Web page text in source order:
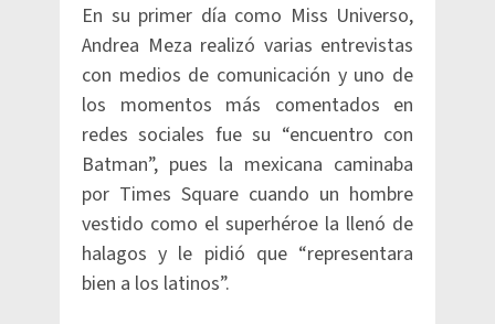
En su primer día como Miss Universo,
Andrea Meza realizó varias entrevistas
con medios de comunicación y uno de
los momentos más comentados en
redes sociales fue su “encuentro con
Batman”, pues la mexicana caminaba
por Times Square cuando un hombre
vestido como el superhéroe la llenó de
halagos y le pidió que “representara
bien a los latinos”.